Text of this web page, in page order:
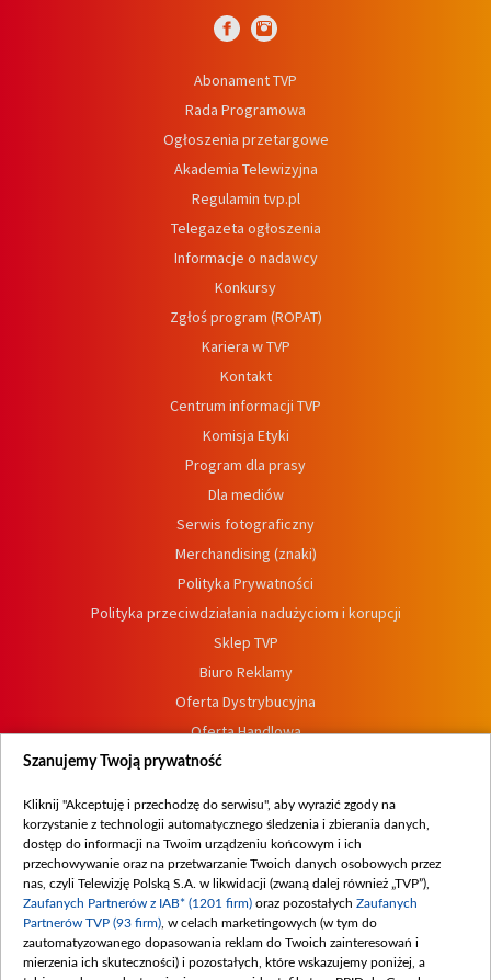
Abonament TVP
Rada Programowa
Ogłoszenia przetargowe
Akademia Telewizyjna
Regulamin tvp.pl
Telegazeta ogłoszenia
Informacje o nadawcy
Konkursy
Zgłoś program (ROPAT)
Kariera w TVP
Kontakt
Centrum informacji TVP
Komisja Etyki
Program dla prasy
Dla mediów
Serwis fotograficzny
Merchandising (znaki)
Polityka Prywatności
Polityka przeciwdziałania nadużyciom i korupcji
Sklep TVP
Biuro Reklamy
Oferta Dystrybucyjna
Oferta Handlowa
Dostępność
Procedura zgłoszeń wewnętrznych
Szanujemy Twoją prywatność
Kliknij "Akceptuję i przechodzę do serwisu", aby wyrazić zgody na
korzystanie z technologii automatycznego śledzenia i zbierania danych,
dostęp do informacji na Twoim urządzeniu końcowym i ich
przechowywanie oraz na przetwarzanie Twoich danych osobowych przez
nas, czyli Telewizję Polską S.A. w likwidacji (zwaną dalej również „TVP”),
Zaufanych Partnerów z IAB* (1201 firm) oraz pozostałych Zaufanych
Partnerów TVP (93 firm) , w celach marketingowych (w tym do
zautomatyzowanego dopasowania reklam do Twoich zainteresowań i
mierzenia ich skuteczności) i pozostałych, które wskazujemy poniżej, a